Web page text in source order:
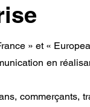
» et «
en
commerçants,